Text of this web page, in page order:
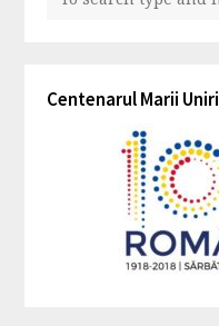
Centenarul Marii Uniri